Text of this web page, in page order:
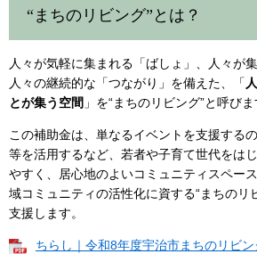
“まちのリビング”とは？
人々が気軽に集まれる「ばしょ」、人々が
人々の継続的な「つながり」を備えた、「
とが集う空間 」を“まちのリビング”と呼びま
この補助金は、単なるイベントを支援する
等を活用するなど、若者や子育て世代をは
やすく、居心地のよいコミュニティスペー
域コミュニティの活性化に資する“まちのリ
支援します。
ちらし｜令和8年度宇治市まちのリビ